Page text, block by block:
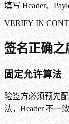
填写 Header、
VERIFY IN
签名正确之
固定允许算法
验签方必须预先
法，Header 不一